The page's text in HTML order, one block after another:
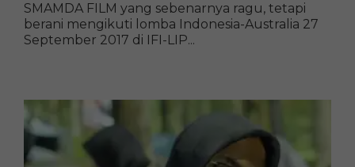
SMAMDA FILM yang sebenarnya ragu, tetapi
berani mengikuti lomba Indonesia-Australia 27
September 2017 di IFI-LIP...